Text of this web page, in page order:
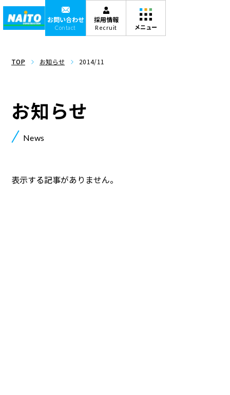
お問い合わせ
Contact
採用情報
Recruit
TOP お知らせ 2014/11
News
お知らせ
表示する記事がありません。